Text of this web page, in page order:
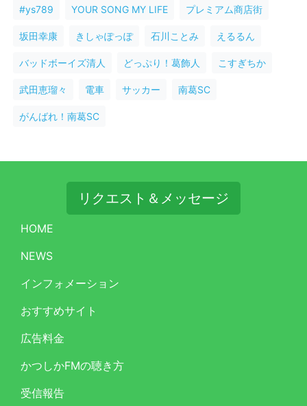
#ys789 YOUR SONG MY LIFE プレミアム商店街
坂田幸康 きしゃぽっぽ 石川ことみ えるるん
バッドボーイズ清人 どっぷり！葛飾人 こすぎちか
武田恵瑠々 電車 サッカー 南葛SC
がんばれ！南葛SC
リクエスト＆メッセージ
HOME
NEWS
インフォメーション
おすすめサイト
広告料金
かつしかFMの聴き方
受信報告